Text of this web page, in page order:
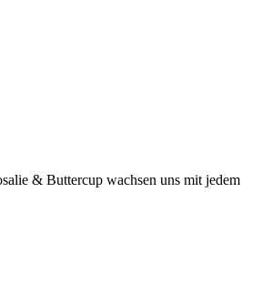
& Buttercup wachsen uns mit jedem